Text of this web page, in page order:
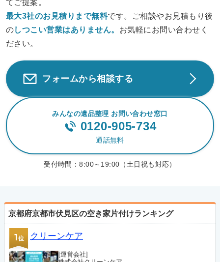
てご提案。
最大3社のお見積りまで無料です。ご相談やお見積もり後
のしつこい営業はありません。 お気軽にお問い合わせく
ださい。
フォームから相談する
みんなの遺品整理 お問い合わせ窓口
0120-905-734
通話無料
受付時間：8:00～19:00（土日祝も対応）
京都府京都市伏見区の空き家片付けランキング
1位 クリーンケア
[運営会社]